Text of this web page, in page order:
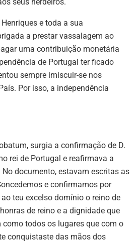
e toda a sua
a prestar vassalagem ao
uma contribuição monetária
de Portugal ter ficado
sempre imiscuir-se nos
Por isso, a independência
surgia a confirmação de D.
rei de Portugal e reafirmava a
No documento, estavam escritas as
e confirmamos por
teu excelso domínio o reino de
de reino e a dignidade que
como todos os lugares que com o
conquistaste das mãos dos